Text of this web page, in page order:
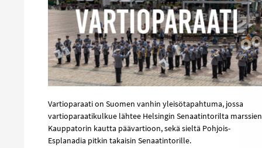
Vartioparaati on Suomen vanhin yleisötapahtuma, jossa
vartioparaatikulkue lähtee Helsingin Senaatintorilta marssien
Kauppatorin kautta päävartioon, sekä sieltä Pohjois-
Esplanadia pitkin takaisin Senaatintorille.